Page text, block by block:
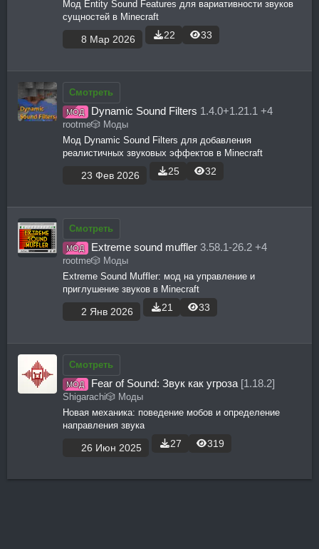
Мод Entity Sound Features для вариативности звуков
сущностей в Minecraft
8 Мар 2026 22 33
Смотреть
МОД Dynamic Sound Filters 1.4.0+1.21.1 +4
rootme🎲 Моды
Мод Dynamic Sound Filters для добавления
реалистичных звуковых эффектов в Minecraft
23 Фев 2026 25 32
Смотреть
МОД Extreme sound muffler 3.58.1-26.2 +4
rootme🎲 Моды
Extreme Sound Muffler: мод на управление и
приглушение звуков в Minecraft
2 Янв 2026 21 33
Смотреть
МОД Fear of Sound: Звук как угроза [1.18.2]
Shigarachi🎲 Моды
Новая механика: поведение мобов и определение
направления звука
26 Июн 2025 27 319